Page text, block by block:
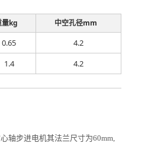
量kg 中空孔径mm
0.65
4.2
1.4 4.2
轴步进电机其法兰尺寸为60mm,